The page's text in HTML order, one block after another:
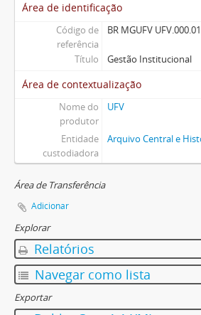
Área de identificação
Código de
referência
BR MGUFV
Título Gestão Institucional
Área de contextualização
Nome do
produtor
UFV
Entidade
custodiadora
Arquivo Central e
Área de Transferência
Adicionar
Explorar
Relatórios
Navegar como lista
Exportar